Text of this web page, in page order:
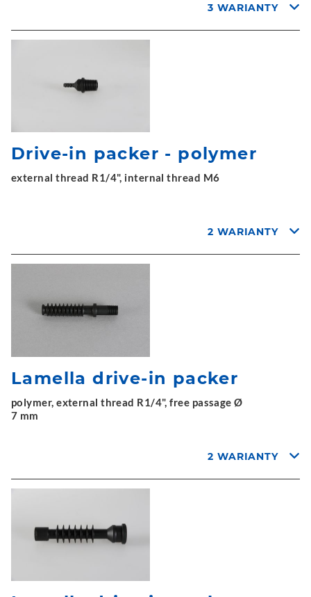
3 WARIANTY
Drive-in packer - polymer
external thread R1/4", internal thread M6
2 WARIANTY
Lamella drive-in packer
polymer, external thread R1/4", free passage Ø
7 mm
2 WARIANTY